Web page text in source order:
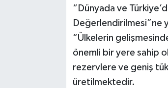
“Dünyada ve
Değerlendirilmesi”ne
“Ülkelerin
önemli bir yere sahip
rezervlere ve geniş
üretilmektedir.